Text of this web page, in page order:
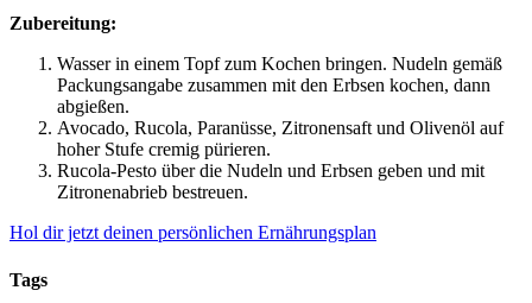
Zubereitung:
Wasser in einem Topf zum Kochen bringen. Nudeln gemäß
Packungsangabe zusammen mit den Erbsen kochen, dann
abgießen.
Avocado, Rucola, Paranüsse, Zitronensaft und Olivenöl auf
hoher Stufe cremig pürieren.
Rucola-Pesto über die Nudeln und Erbsen geben und mit
Zitronenabrieb bestreuen.
Hol dir jetzt deinen persönlichen Ernährungsplan
Tags